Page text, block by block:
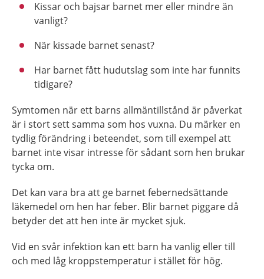
Kissar och bajsar barnet mer eller mindre än
vanligt?
När kissade barnet senast?
Har barnet fått hudutslag som inte har funnits
tidigare?
Symtomen när ett barns allmäntillstånd är påverkat
är i stort sett samma som hos vuxna. Du märker en
tydlig förändring i beteendet, som till exempel att
barnet inte visar intresse för sådant som hen brukar
tycka om.
Det kan vara bra att ge barnet febernedsättande
läkemedel om hen har feber. Blir barnet piggare då
betyder det att hen inte är mycket sjuk.
Vid en svår infektion kan ett barn ha vanlig eller till
och med låg kroppstemperatur i stället för hög.